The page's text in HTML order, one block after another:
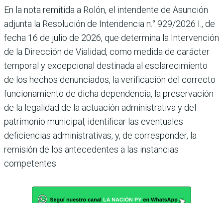
En la nota remitida a Rolón, el intendente de Asunción
adjunta la Resolución de Intendencia n.° 929/2026 I., de
fecha 16 de julio de 2026, que determina la Intervención
de la Dirección de Vialidad, como medida de carácter
temporal y excepcional destinada al esclarecimiento
de los hechos denunciados, la verificación del correcto
funcionamiento de dicha dependencia, la preservación
de la legalidad de la actuación administrativa y del
patrimonio municipal, identificar las eventuales
deficiencias administrativas, y, de corresponder, la
remisión de los antecedentes a las instancias
competentes.